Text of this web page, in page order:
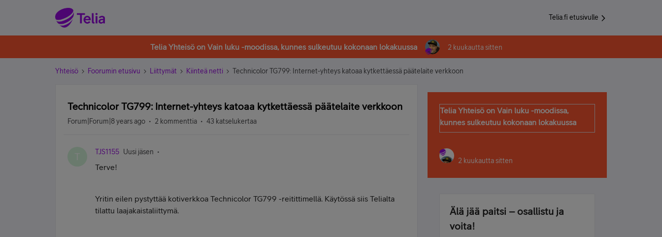
Telia.fi etusivulle
Telia Yhteisö on Vain luku -moodissa, kunnes sulkeutuu kokonaan lokakuussa 2 kuukautta sitten
Yhteisö Foorumin etusivu Liittymät Kiinteä netti Technicolor TG799: Internet-yhteys katoaa kytkettäessä päätelaite verkkoon
Technicolor TG799: Internet-yhteys katoaa kytkettäessä päätelaite verkkoon
Forum|Forum|8 years ago 2 kommenttia 43 katselukertaa
TJS1155 Uusi jäsen
Terve!
Yritin eilen pystyttää kotiverkkoa Technicolor TG799 -reitittimellä. Käytössä siis Telialta
tilattu laajakaistaliittymä.
Telia Yhteisö on Vain luku -moodissa,
kunnes sulkeutuu kokonaan lokakuussa
2 kuukautta sitten
Älä jää paitsi – osallistu ja
voita!